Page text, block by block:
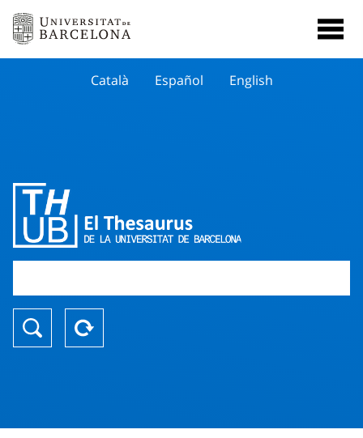
Català Español English